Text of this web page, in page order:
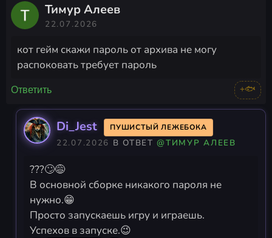
Тимур Алеев
22.07.2026
кот гейм скажи пароль от архива не могу
распоковать требует пароль
Ответить +🐟
Di_Jest ПУШИСТЫЙ ЛЕЖЕБОКА
22.07.2026 В ОТВЕТ@ТИМУР АЛЕЕВ
???🙄😅
В основной сборке никакого пароля не
нужно.😁
Просто запускаешь игру и играешь.
Успехов в запуске.😉